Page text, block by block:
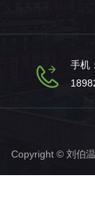
手机
Copyright © 刘伯